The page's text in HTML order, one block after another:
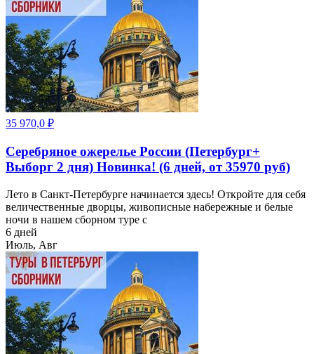
35 970,0 ₽
Серебряное ожерелье России (Петербург+
Выборг 2 дня) Новинка! (6 дней, от 35970 руб)
Лето в Санкт-Петербурге начинается здесь! Откройте для себя
величественные дворцы, живописные набережные и белые
ночи в нашем сборном туре с
6 дней
Июль, Авг